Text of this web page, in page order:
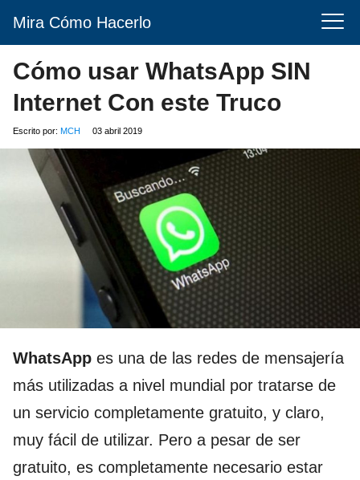
Mira Cómo Hacerlo
Cómo usar WhatsApp SIN
Internet Con este Truco
Escrito por: MCH 03 abril 2019
WhatsApp es una de las redes de mensajería
más utilizadas a nivel mundial por tratarse de
un servicio completamente gratuito, y claro,
muy fácil de utilizar. Pero a pesar de ser
gratuito, es completamente necesario estar